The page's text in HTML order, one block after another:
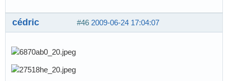
#46 2009-06-24 17:04:07
cédric